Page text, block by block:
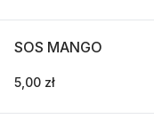
SOS MANGO
5,00 zł